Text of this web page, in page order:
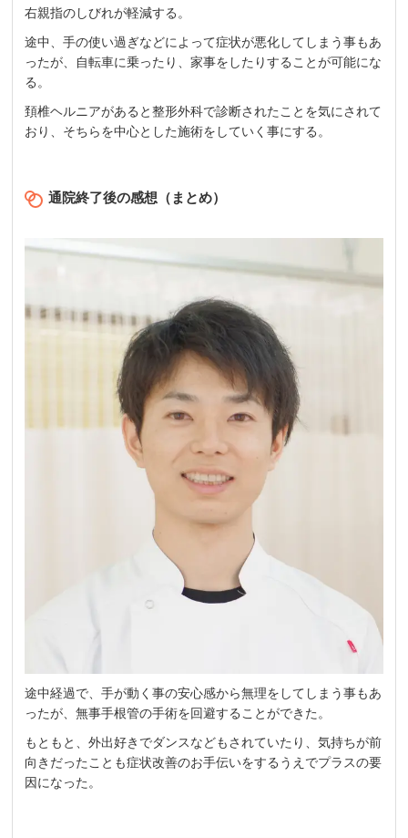
右親指のしびれが軽減する。
途中、手の使い過ぎなどによって症状が悪化してしまう事もあ
ったが、自転車に乗ったり、家事をしたりすることが可能にな
る。
頚椎ヘルニアがあると整形外科で診断されたことを気にされて
おり、そちらを中心とした施術をしていく事にする。
通院終了後の感想（まとめ）
途中経過で、手が動く事の安心感から無理をしてしまう事もあ
ったが、無事手根管の手術を回避することができた。
もともと、外出好きでダンスなどもされていたり、気持ちが前
向きだったことも症状改善のお手伝いをするうえでプラスの要
因になった。